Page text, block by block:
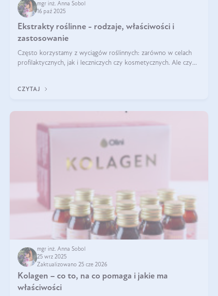
mgr inż. Anna Sobol
16 paź 2025
Ekstrakty roślinne - rodzaje, właściwości i
zastosowanie
Często korzystamy z wyciągów roślinnych: zarówno w celach
profilaktycznych, jak i leczniczych czy kosmetycznych. Ale czy
CZYTAJ
mgr inż. Anna Sobol
25 wrz 2025
Zaktualizowano 25 cze 2026
Kolagen – co to, na co pomaga i jakie ma
właściwości